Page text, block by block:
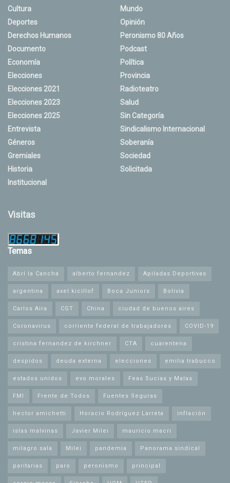
Cultura
Deportes
Derechos Humanos
Documento
Economía
Elecciones
Elecciones 2021
Elecciones 2023
Elecciones 2025
Entrevista
Géneros
Gremiales
Historia
Institucional
Mundo
Opinión
Peronismo 80 Años
Podcast
Política
Provincia
Radioteatro
Salud
Sin Categoría
Sindicalismo Internacional
Soberanía
Sociedad
Solicitada
Visitas
Temas
Abrí la Cancha alberto fernandez Apiladas Deportivas
argentina axel kicillof Boca Juniors Bolivia
Carlos Aira CGT China ciudad de buenos aires
Coronavirus corriente federal de trabajadores COVID-19
cristina fernandez de kirchner CTA cuarentena
despidos deuda externa elecciones emilia trabucco
estados unidos evo morales Feas Sucias y Malas
FMI Frente de Todos Fuentes Seguras
hector amichetti Horacio Rodríguez Larreta inflación
islas malvinas Javier Milei mauricio macri
milagro sala Milei pandemia Panorama sindical
paritarias paro peronismo principal